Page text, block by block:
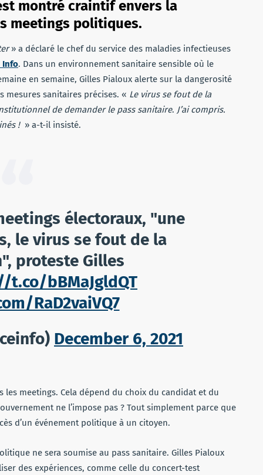
montré craintif envers la
meetings politiques.
» a déclaré le chef du service des maladies infectieuses
Info. Dans un environnement sanitaire sensible où le
en semaine, Gilles Pialoux alerte sur la dangerosité
mesures sanitaires précises. « Le virus se fout de la
de demander le pass sanitaire. J’ai compris.
!» a-t-il insisté.
électoraux, "une
le virus se fout de la
proteste Gilles
bBMaJgldQT
RaD2vaiVQ7
December 6, 2021
les meetings. Cela dépend du choix du candidat et du
ne l’impose pas ? Tout simplement parce que
d’un événement politique à un citoyen.
ne sera soumise au pass sanitaire. Gilles Pialoux
des expériences, comme celle du concert-test